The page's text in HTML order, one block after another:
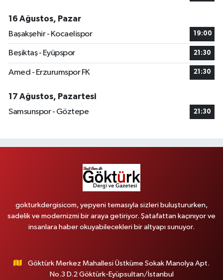
16 Ağustos, Pazar
Başakşehir - Kocaelispor
19:00
Beşiktaş - Eyüpspor 21:30
Amed - Erzurumspor FK 21:30
17 Ağustos, Pazartesi
Samsunspor - Göztepe
21:30
gokturkdergisicom, yepyeni temasıyla sizleri buluştururken,
sadelik ve modernizmi bir araya getiriyor. Şatafattan kaçınıyor ve
insanlara haber okuyabilecekleri bir altyapı sunuyor.
Göktürk Merkez Mahallesi Üstküme Sokak Manolya Apt.
No.3 D.2 Göktürk-Eyüpsultan/İstanbul